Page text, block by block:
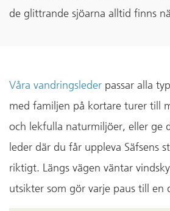
de glittrande sjöarna alltid finns
Våra vandringsleder passar alla
med familjen på kortare turer till
och lekfulla naturmiljöer, eller ge
leder där du får uppleva Säfsens
riktigt. Längs vägen väntar
utsikter som gör varje paus till en